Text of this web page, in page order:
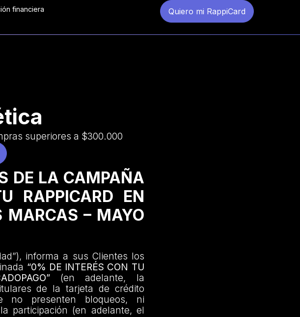
financiera Quiero mi RappiCard
superiores a $300.000
DE LA CAMPAÑA
RAPPICARD EN
MARCAS – MAYO
informa a sus Clientes los
“0% DE INTERÉS CON TU
(en adelante, la
de la tarjeta de crédito
no presenten bloqueos, ni
participación (en adelante, el